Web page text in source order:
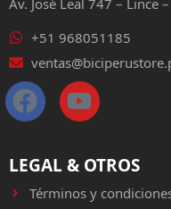
+51 968051185
LEGAL & OTROS
Términos y